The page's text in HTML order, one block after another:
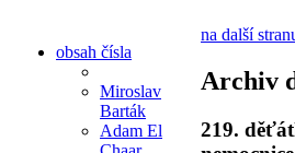
obsah čísla
Miroslav
Barták
Adam El
na další
Archiv
219.